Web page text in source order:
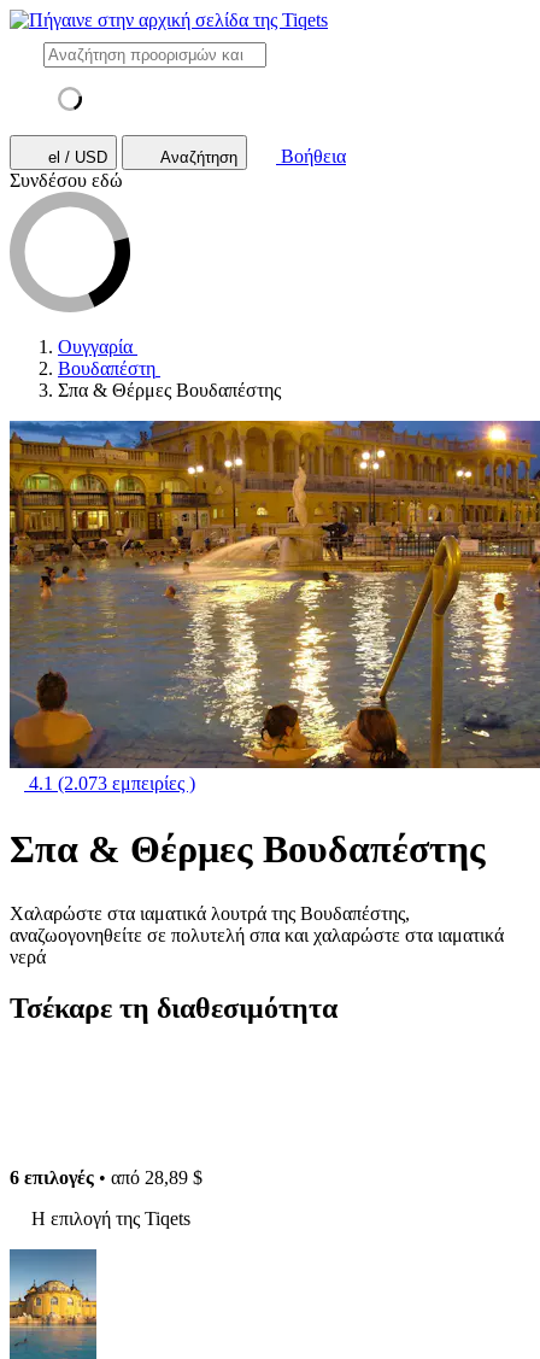
el / USD Αναζήτηση
Βοήθεια
Συνδέσου εδώ
Ουγγαρία
Βουδαπέστη
Σπα & Θέρμες Βουδαπέστης
4.1 (2.073 εμπειρίες )
Σπα & Θέρμες Βουδαπέστης
Χαλαρώστε στα ιαματικά λουτρά της Βουδαπέστης,
αναζωογονηθείτε σε πολυτελή σπα και χαλαρώστε στα ιαματικά
νερά
Τσέκαρε τη διαθεσιμότητα
6 επιλογές • από 28,89 $
Η επιλογή της Tiqets